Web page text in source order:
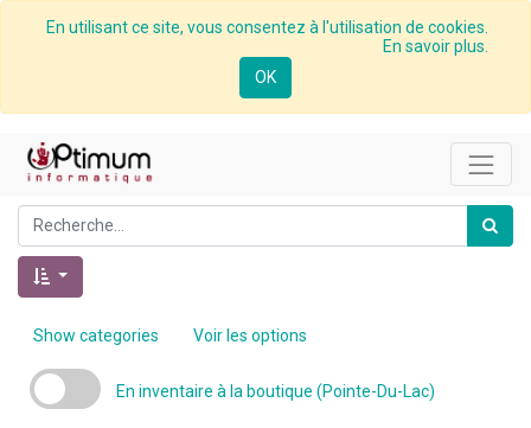
En utilisant ce site, vous consentez à l'utilisation de cookies.
En savoir plus.
OK
Show categories Voir les options
En inventaire à la boutique (Pointe-Du-Lac)